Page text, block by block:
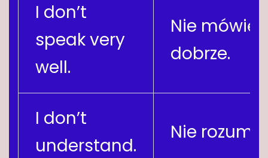
I don’t
speak very
well.
Nie mówię
dobrze.
I don’t
understand.
Nie